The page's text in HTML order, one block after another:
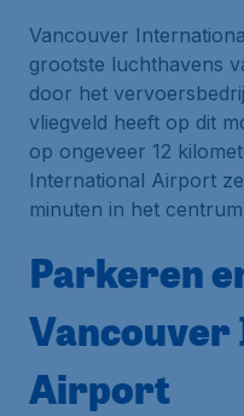
Vancouver
grootste luchthavens
door het
vliegveld heeft op dit
op ongeveer 12
International Airport
minuten in het
Parkeren
Airport